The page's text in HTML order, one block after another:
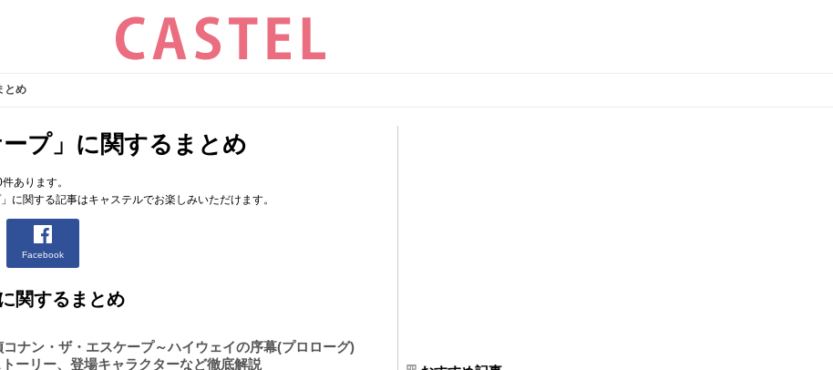
とめ
プ」に関するまとめ
あります。
に関する記事はキャステルでお楽しみいただけます。
Facebook
関するまとめ
コナン・ザ・エスケープ～ハイウェイの序幕(プロローグ)
ーリー、登場キャラクターなど徹底解説